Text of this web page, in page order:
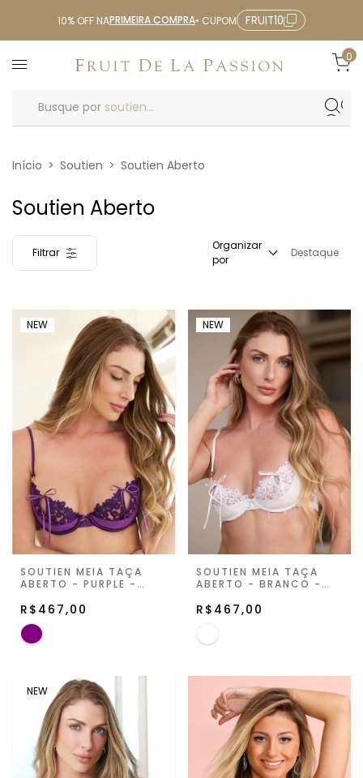
10% OFF NAPRIMEIRA COMPRA• CUPOM FRUIT10
0
Busque por soutien...
Início > Soutien > Soutien Aberto
Soutien Aberto
Filtrar
Organizar
por
Destaque
NEW
SOUTIEN MEIA TAÇA
ABERTO - PURPLE -
R$467,00
NEW
SOUTIEN MEIA TAÇA
ABERTO - BRANCO -
R$467,00
NEW